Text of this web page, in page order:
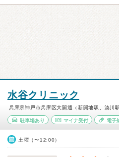
水谷クリニック
兵庫県神戸市兵庫区大開通（新開地駅、湊川
駐車場あり マイナ受付 電子
土曜（〜12:00）